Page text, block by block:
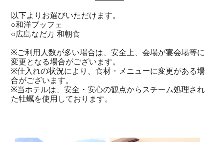
以下よりお選びいただけます。
○和洋ブッフェ
○広島なだ万 和朝食
※ご利用人数が多い場合は、安全上、会場が宴会場等に
変更となる場合がございます。
※仕入れの状況により、食材・メニューに変更がある場
合がございます。
※当ホテルは、安全・安心の観点からスチーム処理され
た牡蠣を使用しております。